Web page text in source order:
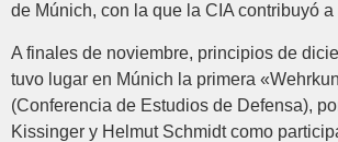
de Múnich, con la que la CIA contribuyó
A finales de noviembre, principios de
tuvo lugar en Múnich la primera
(Conferencia de Estudios de Defensa),
Kissinger y Helmut Schmidt como